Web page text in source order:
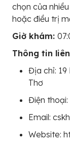
chọn của
hoặc điều trị
Giờ khám:
Thông tin
Địa chỉ: 19
Thơ
Điện thoại:
Email:
Website: